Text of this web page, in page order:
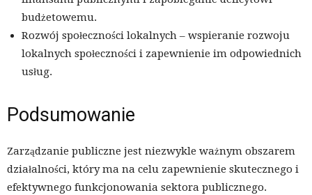
budżetowemu.
Rozwój społeczności lokalnych – wspieranie rozwoju
lokalnych społeczności i zapewnienie im odpowiednich
usług.
Podsumowanie
Zarządzanie publiczne jest niezwykle ważnym obszarem
działalności, który ma na celu zapewnienie skutecznego i
efektywnego funkcjonowania sektora publicznego.